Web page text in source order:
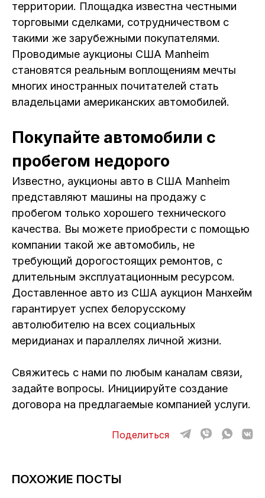
территории. Площадка известна честными
торговыми сделками, сотрудничеством с
такими же зарубежными покупателями.
Проводимые аукционы США Manheim
становятся реальным воплощениям мечты
многих иностранных почитателей стать
владельцами американских автомобилей.
Покупайте автомобили с
пробегом недорого
Известно, аукционы авто в США Manheim
представляют машины на продажу с
пробегом только хорошего технического
качества. Вы можете приобрести с помощью
компании такой же автомобиль, не
требующий дорогостоящих ремонтов, с
длительным эксплуатационным ресурсом.
Доставленное авто из США аукцион Манхейм
гарантирует успех белорусскому
автолюбителю на всех социальных
меридианах и параллелях личной жизни.
Свяжитесь с нами по любым каналам связи,
задайте вопросы. Инициируйте создание
договора на предлагаемые компанией услуги.
Поделиться
ПОХОЖИЕ ПОСТЫ